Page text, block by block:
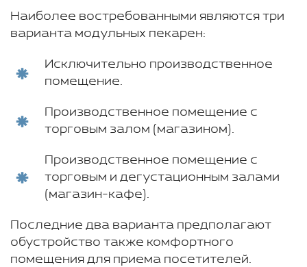
Наиболее востребованными являются три
варианта модульных пекарен:
Исключительно производственное
помещение.
Производственное помещение с
торговым залом (магазином).
Производственное помещение с
торговым и дегустационным залами
(магазин-кафе).
Последние два варианта предполагают
обустройство также комфортного
помещения для приема посетителей.